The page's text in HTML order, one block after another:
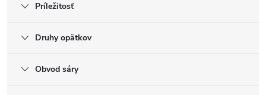
Príležitosť
Druhy opätkov
Obvod sáry